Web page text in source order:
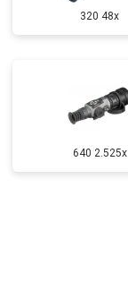
320 48x
640 2.525x